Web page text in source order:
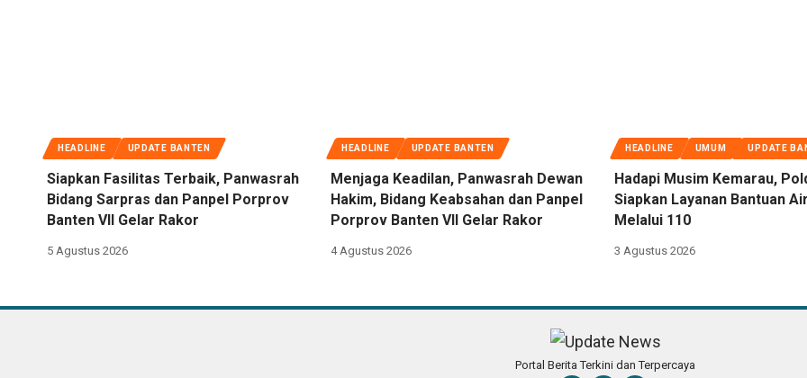
HEADLINE UPDATE BANTEN
Siapkan Fasilitas Terbaik, Panwasrah
Bidang Sarpras dan Panpel Porprov
Banten VII Gelar Rakor
5 Agustus 2026
HEADLINE UPDATE BANTEN
Menjaga Keadilan, Panwasrah Dewan
Hakim, Bidang Keabsahan dan Panpel
Porprov Banten VII Gelar Rakor
4 Agustus 2026
HEADLINE UMUM UPDATE
Hadapi Musim Kemarau,
Siapkan Layanan Bantuan
Melalui 110
3 Agustus 2026
Portal Berita Terkini dan Terpercaya